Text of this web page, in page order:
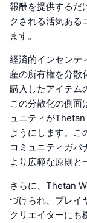
報酬を提供するだ
クされる活気ある
ます。
経済的インセンテ
産の所有権を分散
購入したアイテム
この分散化の側面
ュニティが
ようにします。こ
コミュニティガバ
より広範な原則と
さらに、Thetan
づけられ、プレイ
クリエイターにも